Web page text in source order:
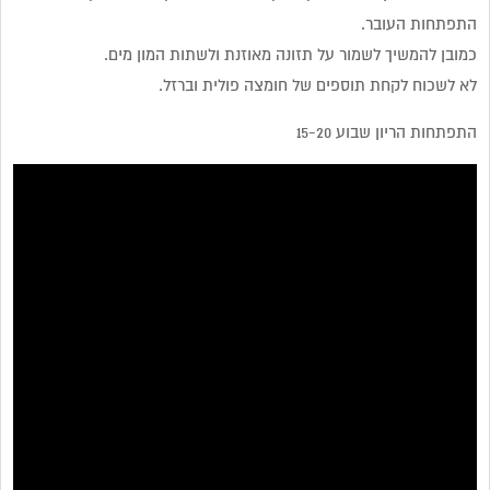
התפתחות העובר.
כמובן להמשיך לשמור על תזונה מאוזנת ולשתות המון מים.
לא לשכוח לקחת תוספים של חומצה פולית וברזל.
התפתחות הריון שבוע 15-20